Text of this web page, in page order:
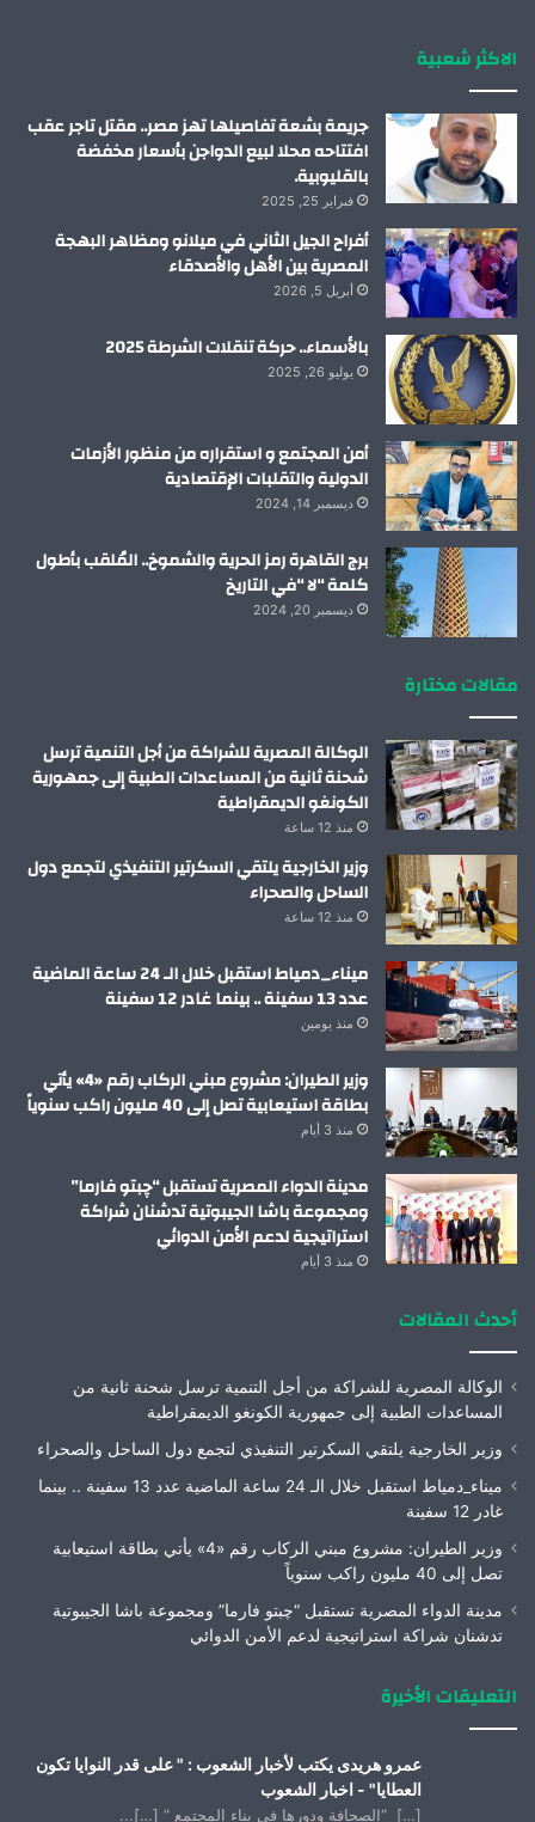
الاكثر شعبية
جريمة بشعة تفاصيلها تهز مصر.. مقتل تاجر عقب
افتتاحه محلا لبيع الدواجن بأسعار مخفضة
بالقليوبية.
فبراير 25, 2025
أفراح الجيل الثاني في ميلانو ومظاهر البهجة
المصرية بين الأهل والأصدقاء
أبريل 5, 2026
بالأسماء.. حركة تنقلات الشرطة 2025
يوليو 26, 2025
أمن المجتمع و استقراره من منظور الأزمات
الدولية والتقلبات الإقتصادية
ديسمبر 14, 2024
برج القاهرة رمز الحرية والشموخ.. المُلقب بأطول
كلمة “لا “في التاريخ
ديسمبر 20, 2024
مقالات مختارة
الوكالة المصرية للشراكة من أجل التنمية ترسل
شحنة ثانية من المساعدات الطبية إلى جمهورية
الكونغو الديمقراطية
منذ 12 ساعة
وزير الخارجية يلتقي السكرتير التنفيذي لتجمع دول
الساحل والصحراء
منذ 12 ساعة
ميناء_دمياط استقبل خلال الـ 24 ساعة الماضية
عدد 13 سفينة .. بينما غادر 12 سفينة
منذ يومين
وزير الطيران: مشروع مبني الركاب رقم «4» يأتي
بطاقة استيعابية تصل إلى 40 مليون راكب سنوياً
منذ 3 أيام
مدينة الدواء المصرية تستقبل “چبتو فارما”
ومجموعة باشا الجيبوتية تدشنان شراكة
استراتيجية لدعم الأمن الدوائي
منذ 3 أيام
أحدث المقالات
الوكالة المصرية للشراكة من أجل التنمية ترسل شحنة ثانية من
المساعدات الطبية إلى جمهورية الكونغو الديمقراطية
وزير الخارجية يلتقي السكرتير التنفيذي لتجمع دول الساحل والصحراء
ميناء_دمياط استقبل خلال الـ 24 ساعة الماضية عدد 13 سفينة .. بينما
غادر 12 سفينة
وزير الطيران: مشروع مبني الركاب رقم «4» يأتي بطاقة استيعابية
تصل إلى 40 مليون راكب سنوياً
مدينة الدواء المصرية تستقبل “چبتو فارما” ومجموعة باشا الجيبوتية
تدشنان شراكة استراتيجية لدعم الأمن الدوائي
التعليقات الأخيرة
عمرو هريدى يكتب لأخبار الشعوب : " على قدر النوايا تكون
العطايا" - اخبار الشعوب
[…] “الصحافة ودورها فى بناء المجتمع “ […]...